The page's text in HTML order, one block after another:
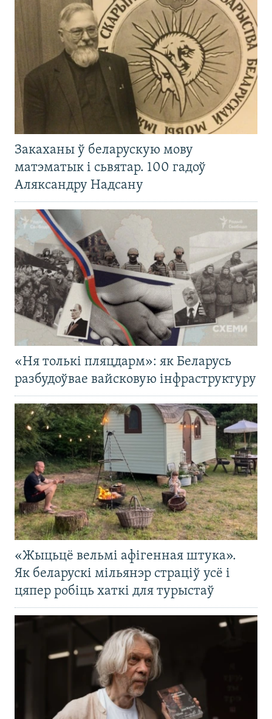
Закаханы ў беларускую мову
матэматык і сьвятар. 100 гадоў
Аляксандру Надсану
«Ня толькі пляцдарм»: як Беларусь
разбудоўвае вайсковую інфраструктуру
«Жыцьцё вельмі афігенная штука».
Як беларускі мільянэр страціў усё і
цяпер робіць хаткі для турыстаў